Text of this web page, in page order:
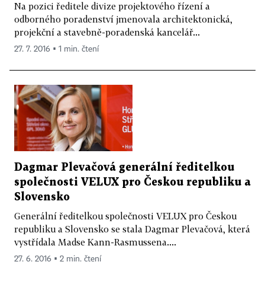
Na pozici ředitele divize projektového řízení a
odborného poradenství jmenovala architektonická,
projekční a stavebně-poradenská kancelář...
27. 7. 2016 ▪ 1 min. čtení
Dagmar Plevačová generální ředitelkou
společnosti VELUX pro Českou republiku a
Slovensko
Generální ředitelkou společnosti VELUX pro Českou
republiku a Slovensko se stala Dagmar Plevačová, která
vystřídala Madse Kann-Rasmussena....
27. 6. 2016 ▪ 2 min. čtení